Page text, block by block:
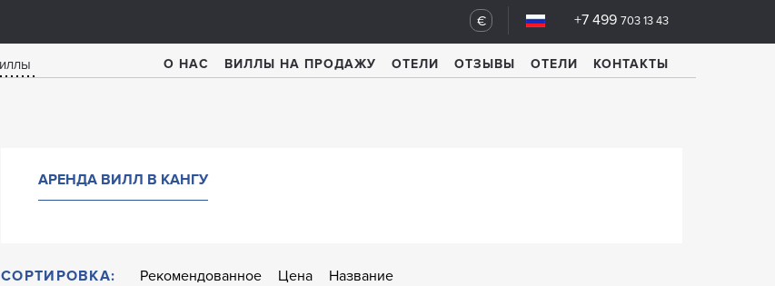
+7 499 703 13 43
€
О НАС ВИЛЛЫ НА ПРОДАЖУ ОТЕЛИ ОТЗЫВЫ ОТЕЛИ КОНТАКТЫ
АРЕНДА ВИЛЛ В КАНГУ
СОРТИРОВКА: Рекомендованное Цена Название